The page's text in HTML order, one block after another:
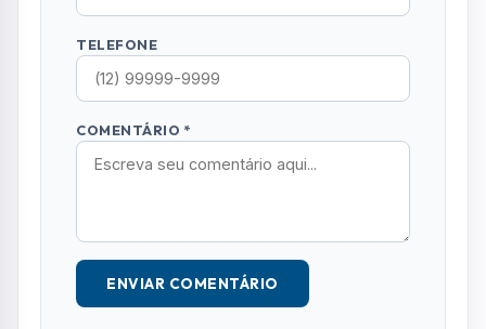
TELEFONE
COMENTÁRIO *
ENVIAR COMENTÁRIO